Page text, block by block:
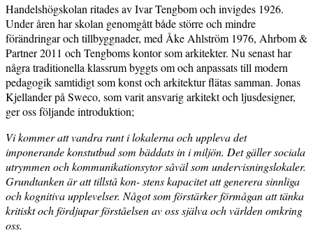
Handelshögskolan ritades av Ivar Tengbom och invigdes 1926.
Under åren har skolan genomgått både större och mindre
förändringar och tillbyggnader, med Åke Ahlström 1976, Ahrbom &
Partner 2011 och Tengboms kontor som arkitekter. Nu senast har
några traditionella klassrum byggts om och anpassats till modern
pedagogik samtidigt som konst och arkitektur flätas samman. Jonas
Kjellander på Sweco, som varit ansvarig arkitekt och ljusdesigner,
ger oss följande introduktion;
Vi kommer att vandra runt i lokalerna och uppleva det
imponerande konstutbud som bäddats in i miljön. Det gäller sociala
utrymmen och kommunikationsytor såväl som undervisningslokaler.
Grundtanken är att tillstå kon- stens kapacitet att generera sinnliga
och kognitiva upplevelser. Något som förstärker förmågan att tänka
kritiskt och fördjupar förståelsen av oss själva och världen omkring
oss.